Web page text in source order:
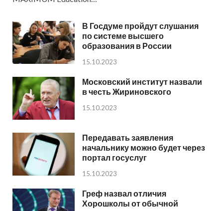
В Госдуме пройдут слушания
по системе высшего
образования в России
15.10.2023
Московский институт назвали
в честь Жириновского
15.10.2023
Передавать заявления
начальнику можно будет через
портал госуслуг
15.10.2023
Греф назвал отличия
Хорошколы от обычной